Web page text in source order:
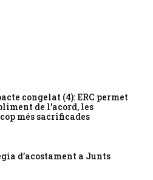
congelat (4): ERC permet
de l’acord, les
més sacrificades
d’acostament a Junts